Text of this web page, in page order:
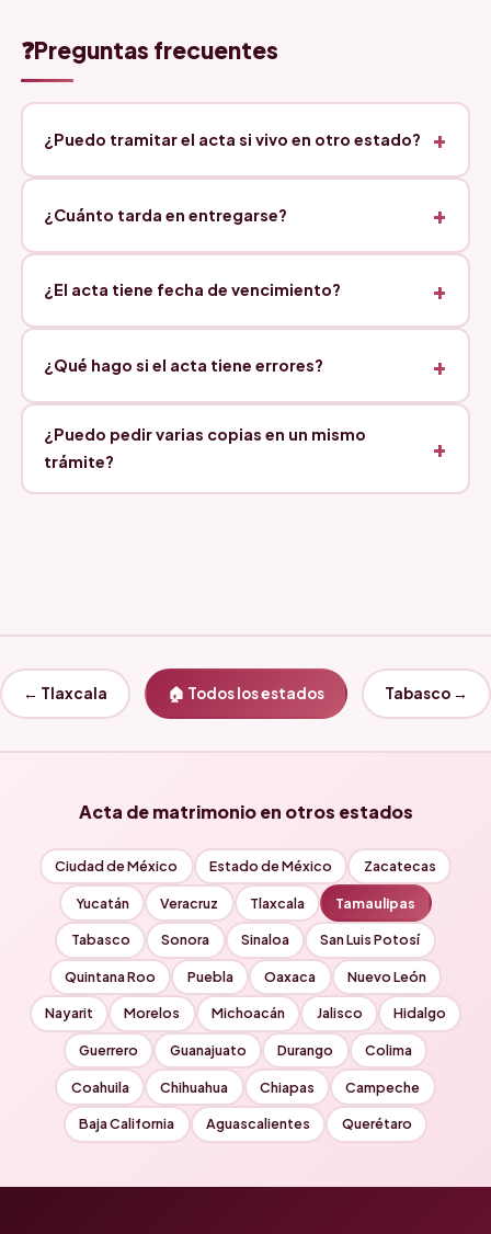
❓Preguntas frecuentes
¿Puedo tramitar el acta si vivo en otro estado?
¿Cuánto tarda en entregarse?
¿El acta tiene fecha de vencimiento?
¿Qué hago si el acta tiene errores?
¿Puedo pedir varias copias en un mismo
trámite?
← Tlaxcala 🏠 Todos los estados Tabasco →
Acta de matrimonio en otros estados
Ciudad de México Estado de México Zacatecas
Yucatán Veracruz Tlaxcala Tamaulipas
Tabasco Sonora Sinaloa San Luis Potosí
Quintana Roo Puebla Oaxaca Nuevo León
Nayarit Morelos Michoacán Jalisco Hidalgo
Guerrero Guanajuato Durango Colima
Coahuila Chihuahua Chiapas Campeche
Baja California Aguascalientes Querétaro